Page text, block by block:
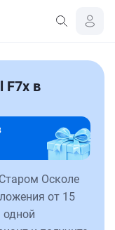
F7x в
Осколе
от 15
одной